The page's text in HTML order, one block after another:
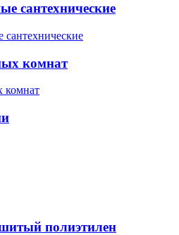
сантехнические
комнат
полиэтилен